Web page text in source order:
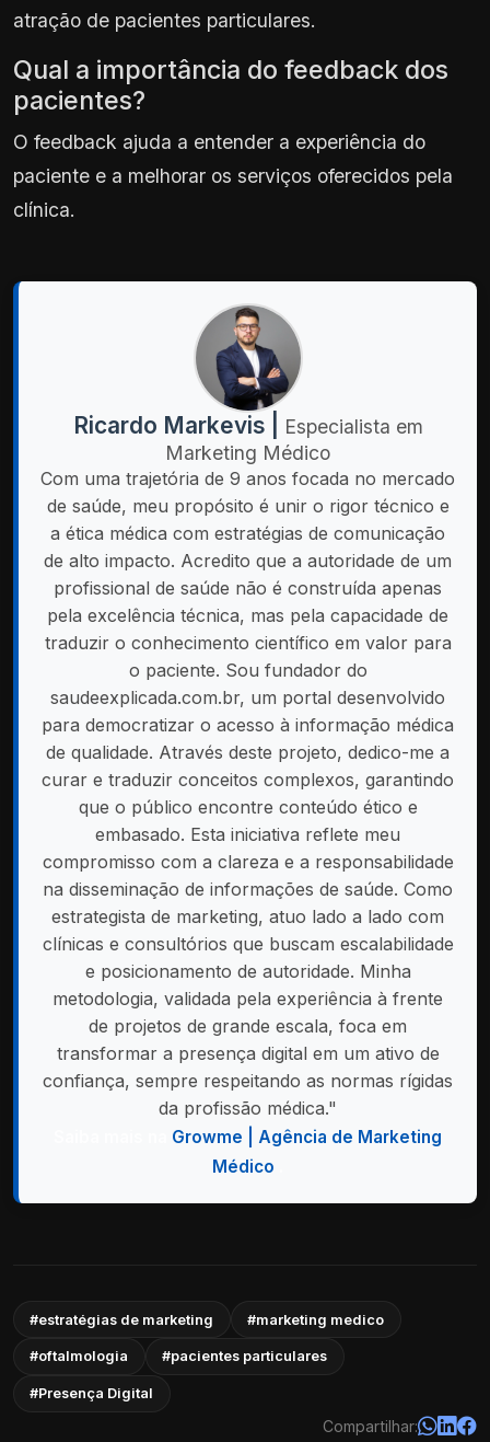
atração de pacientes particulares.
Qual a importância do feedback dos
pacientes?
O feedback ajuda a entender a experiência do
paciente e a melhorar os serviços oferecidos pela
clínica.
Ricardo Markevis |
Especialista em
Marketing Médico
Com uma trajetória de 9 anos focada no mercado
de saúde, meu propósito é unir o rigor técnico e
a ética médica com estratégias de comunicação
de alto impacto. Acredito que a autoridade de um
profissional de saúde não é construída apenas
pela excelência técnica, mas pela capacidade de
traduzir o conhecimento científico em valor para
o paciente. Sou fundador do
saudeexplicada.com.br, um portal desenvolvido
para democratizar o acesso à informação médica
de qualidade. Através deste projeto, dedico-me a
curar e traduzir conceitos complexos, garantindo
que o público encontre conteúdo ético e
embasado. Esta iniciativa reflete meu
compromisso com a clareza e a responsabilidade
na disseminação de informações de saúde. Como
estrategista de marketing, atuo lado a lado com
clínicas e consultórios que buscam escalabilidade
e posicionamento de autoridade. Minha
metodologia, validada pela experiência à frente
de projetos de grande escala, foca em
transformar a presença digital em um ativo de
confiança, sempre respeitando as normas rígidas
da profissão médica."
Growme | Agência de Marketing
Médico
#estratégias de marketing #marketing medico
#oftalmologia #pacientes particulares
#Presença Digital
Compartilhar: